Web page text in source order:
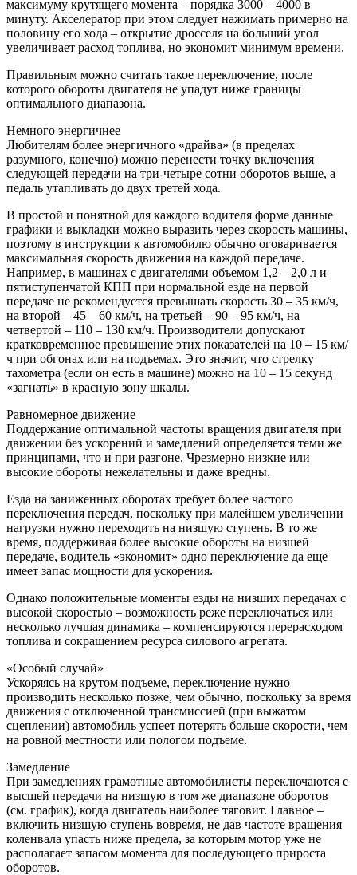
максимуму крутящего момента – порядка 3000 – 4000 в
минуту. Акселератор при этом следует нажимать примерно на
половину его хода – открытие дросселя на больший угол
увеличивает расход топлива, но экономит минимум времени.
Правильным можно считать такое переключение, после
которого обороты двигателя не упадут ниже границы
оптимального диапазона.
Немного энергичнее
Любителям более энергичного «драйва» (в пределах
разумного, конечно) можно перенести точку включения
следующей передачи на три-четыре сотни оборотов выше, а
педаль утапливать до двух третей хода.
В простой и понятной для каждого водителя форме данные
графики и выкладки можно выразить через скорость машины,
поэтому в инструкции к автомобилю обычно оговаривается
максимальная скорость движения на каждой передаче.
Например, в машинах с двигателями объемом 1,2 – 2,0 л и
пятиступенчатой КПП при нормальной езде на первой
передаче не рекомендуется превышать скорость 30 – 35 км/ч,
на второй – 45 – 60 км/ч, на третьей – 90 – 95 км/ч, на
четвертой – 110 – 130 км/ч. Производители допускают
кратковременное превышение этих показателей на 10 – 15 км/
ч при обгонах или на подъемах. Это значит, что стрелку
тахометра (если он есть в машине) можно на 10 – 15 секунд
«загнать» в красную зону шкалы.
Равномерное движение
Поддержание оптимальной частоты вращения двигателя при
движении без ускорений и замедлений определяется теми же
принципами, что и при разгоне. Чрезмерно низкие или
высокие обороты нежелательны и даже вредны.
Езда на заниженных оборотах требует более частого
переключения передач, поскольку при малейшем увеличении
нагрузки нужно переходить на низшую ступень. В то же
время, поддерживая более высокие обороты на низшей
передаче, водитель «экономит» одно переключение да еще
имеет запас мощности для ускорения.
Однако положительные моменты езды на низших передачах с
высокой скоростью – возможность реже переключаться или
несколько лучшая динамика – компенсируются перерасходом
топлива и сокращением ресурса силового агрегата.
«Особый случай»
Ускоряясь на крутом подъеме, переключение нужно
производить несколько позже, чем обычно, поскольку за время
движения с отключенной трансмиссией (при выжатом
сцеплении) автомобиль успеет потерять больше скорости, чем
на ровной местности или пологом подъеме.
Замедление
При замедлениях грамотные автомобилисты переключаются с
высшей передачи на низшую в том же диапазоне оборотов
(см. график), когда двигатель наиболее тяговит. Главное –
включить низшую ступень вовремя, не дав частоте вращения
коленвала упасть ниже предела, за которым мотор уже не
располагает запасом момента для последующего прироста
оборотов.